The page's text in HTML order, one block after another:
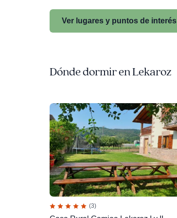
Ver lugares y puntos de interés
Dónde dormir en Lekaroz
(3)